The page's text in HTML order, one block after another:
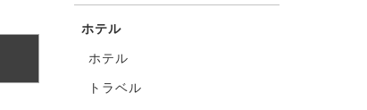
ホテル
ホテル
トラベル